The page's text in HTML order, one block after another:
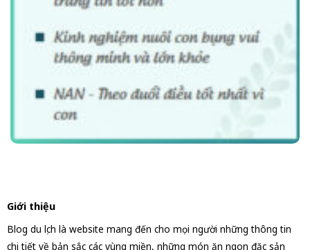
Giới thiệu
Blog du lịch là website mang đến cho mọi người những thông tin
chi tiết về bản sắc các vùng miền, những món ăn ngon đặc sản